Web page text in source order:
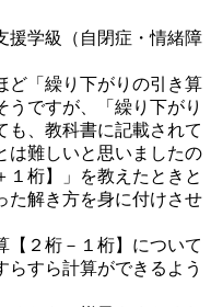
援学級（自閉症・情緒障
ど「繰り下がりの引き算
うですが、「繰り下がり
も、教科書に記載されて
は難しいと思いましたの
１桁】」を教えたときと
た解き方を身に付けさせ
【２桁－１桁】について
らすら計算ができるよう